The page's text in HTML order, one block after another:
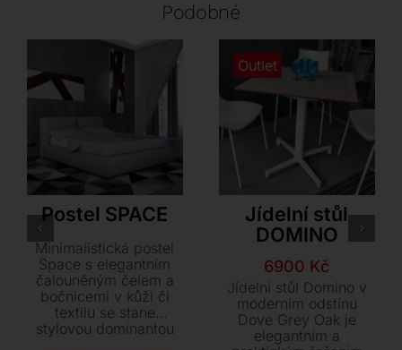
Podobné
Postel SPACE
Minimalistická postel
Space s elegantním
čalouněným čelem a
bočnicemi v kůži či
textilu se stane
stylovou dominantou
Outlet
Jídelní stůl
DOMINO
Původní
cena
byla:
9200 Kč.
6900 Kč
Aktuální
cena
je:
6900 Kč.
Jídelní stůl Domino v
moderním odstínu
Dove Grey Oak je
elegantním a